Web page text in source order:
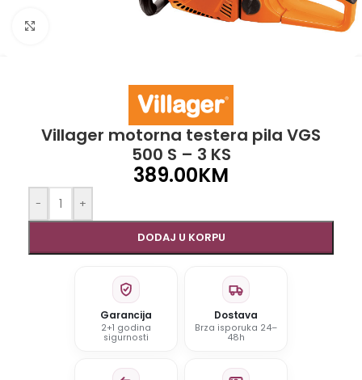
Villager motorna testera pila VGS
500 S – 3 KS
389.00KM
- +
DODAJ U KORPU
Garancija
2+1 godina
sigurnosti
Dostava
Brza isporuka 24–
48h